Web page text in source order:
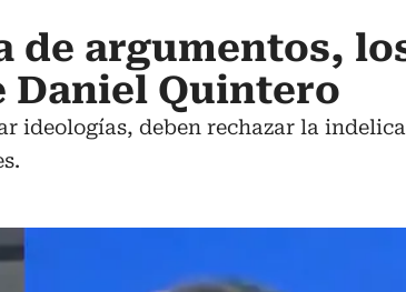
de argumentos,
Daniel Quintero
ideologías, deben rechazar la